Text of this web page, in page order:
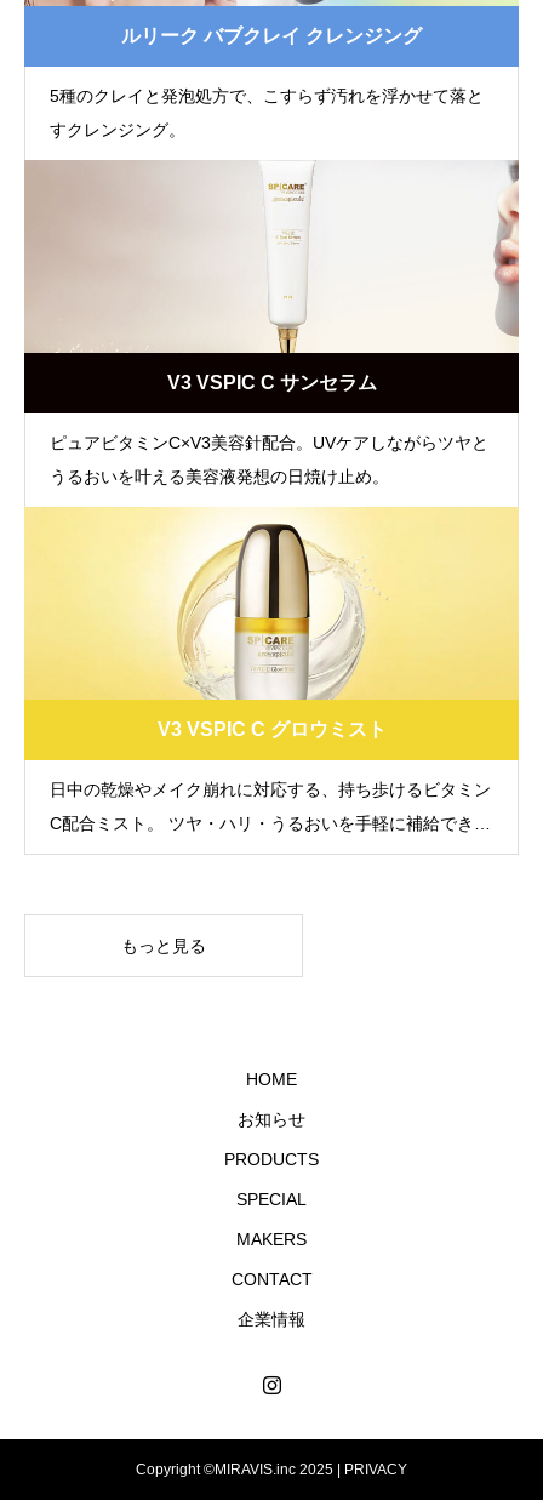
ルリーク バブクレイ クレンジング
5種のクレイと発泡処方で、こすらず汚れを浮かせて落と
すクレンジング。
V3 VSPIC C サンセラム
ピュアビタミンC×V3美容針配合。UVケアしながらツヤと
うるおいを叶える美容液発想の日焼け止め。
V3 VSPIC C グロウミスト
日中の乾燥やメイク崩れに対応する、持ち歩けるビタミン
C配合ミスト。 ツヤ・ハリ・うるおいを手軽に補給できる
新習慣ケア。
もっと見る
HOME
お知らせ
PRODUCTS
SPECIAL
MAKERS
CONTACT
企業情報
Copyright ©MIRAVIS.inc 2025 | PRIVACY